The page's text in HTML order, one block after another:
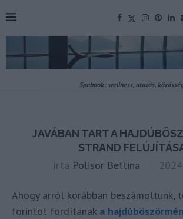
Spabook: wellness, utazás,
JAVÁBAN TART A
STRAND
írta Polisor Bettina
Ahogy arról korábban beszámoltunk,
forintot fordítanak a